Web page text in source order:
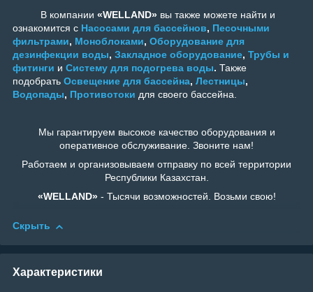
В компании «WELLAND» вы также можете найти и
ознакомится с Насосами для бассейнов, Песочными
фильтрами, Моноблоками, Оборудование для
дезинфекции воды, Закладное оборудование, Трубы и
фитинги и Систему для подогрева воды. Также
подобрать Освещение для бассейна, Лестницы,
Водопады, Противотоки для своего бассейна.
Мы гарантируем высокое качество оборудования и
оперативное обслуживание. Звоните нам!
Работаем и организовываем отправку по всей территории
Республики Казахстан.
«WELLAND»- Тысячи возможностей. Возьми свою!
Скрыть
Характеристики